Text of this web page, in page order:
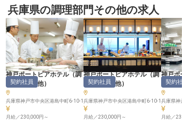
兵庫県の調理部門その他の求人
神戸ポートピアホテル（調
理部門その他）
契約社員
兵庫県神戸市中央区港島中町6-10-1
月給／230,000円～
神戸ポートピアホテル（調
理部門その他）
契約社員
兵庫県神戸市中央区港島中町6-10-1
月給／230,000円～
神戸ポ
理部門
契約社
兵庫県神
月給／